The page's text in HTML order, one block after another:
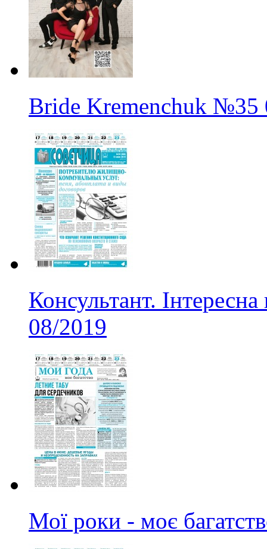
Bride Kremenchuk №35
Консультант.
08/2019
Мої роки - моє